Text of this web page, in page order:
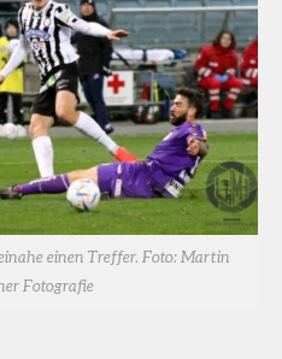
einen Treffer. Foto: Martin
Fotografie